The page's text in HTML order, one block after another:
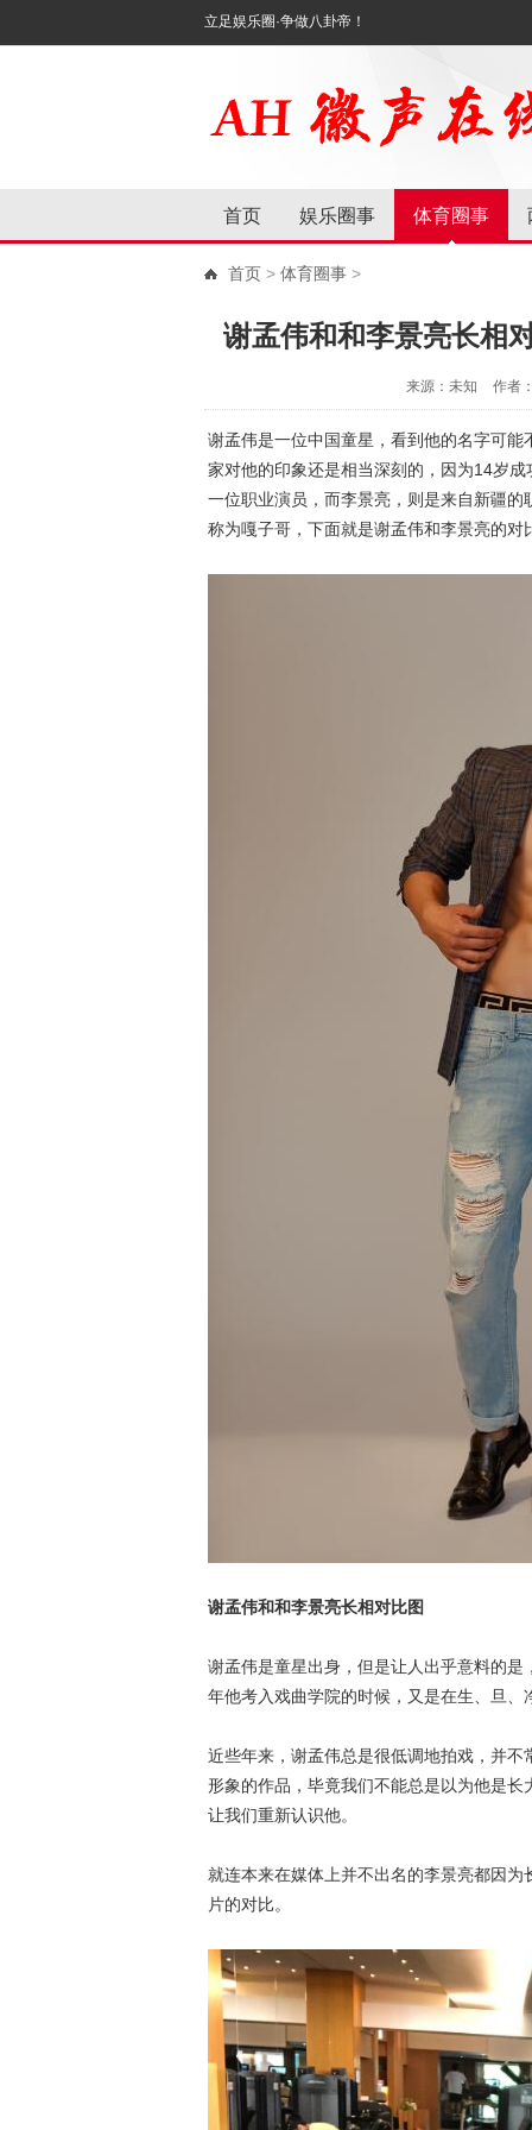
立足娱乐圈·争做八卦帝！
首页 娱乐圈事 体育圈事
首页 > 体育圈事 >
谢孟伟和和李景亮长相
来源：未知 作者
谢孟伟是一位中国童星，看到他的名字可
家对他的印象还是相当深刻的，因为14岁
一位职业演员，而李景亮，则是来自新疆
称为嘎子哥，下面就是谢孟伟和李景亮的对
谢孟伟和和李景亮长相对比图
谢孟伟是童星出身，但是让人出乎意料的
年他考入戏曲学院的时候，又是在生、旦
近些年来，谢孟伟总是很低调地拍戏，并
形象的作品，毕竟我们不能总是以为他是
让我们重新认识他。
就连本来在媒体上并不出名的李景亮都因
片的对比。